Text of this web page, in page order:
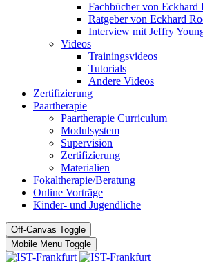
Fachbücher von Eckhard
Ratgeber von Eckhard
Interview mit Jeffry
Videos
Trainingsvideos
Tutorials
Andere Videos
Zertifizierung
Paartherapie
Paartherapie Curriculum
Modulsystem
Supervision
Zertifizierung
Materialien
Fokaltherapie/Beratung
Online Vorträge
Kinder- und Jugendliche
Off-Canvas Toggle
Mobile Menu Toggle